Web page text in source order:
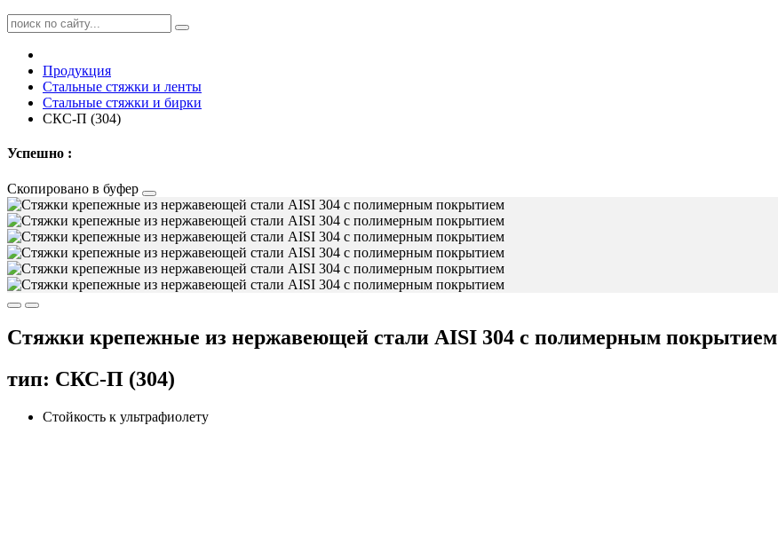
Продукция
Стальные стяжки и ленты
Стальные стяжки и бирки
СКС-П (304)
Успешно :
Скопировано в буфер
Стяжки крепежные из нержавеющей стали AISI 304 с полимерным покрытием
тип: СКС-П (304)
Стойкость к ультрафиолету